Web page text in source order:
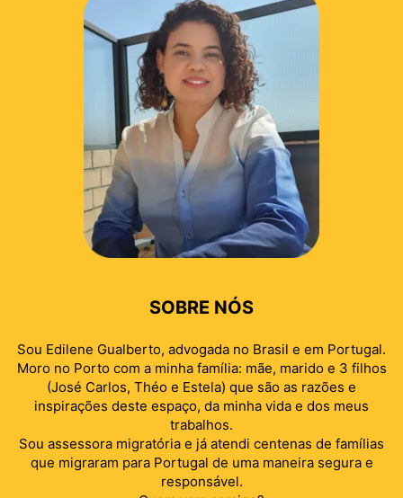
SOBRE NÓS
Sou Edilene Gualberto, advogada no Brasil e em Portugal.
Moro no Porto com a minha família: mãe, marido e 3 filhos
(José Carlos, Théo e Estela) que são as razões e
inspirações deste espaço, da minha vida e dos meus
trabalhos.
Sou assessora migratória e já atendi centenas de famílias
que migraram para Portugal de uma maneira segura e
responsável.